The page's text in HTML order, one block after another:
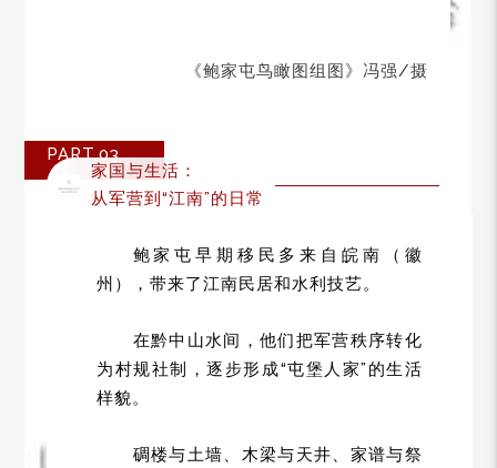
《鲍家屯鸟瞰图组图》冯强/摄
PART.03
家国与生活：
从军营到“江南”的日常
鲍家屯早期移民多来自皖南（徽
州），带来了江南民居和水利技艺。
在黔中山水间，他们把军营秩序转化
为村规社制，逐步形成“屯堡人家”的生活
样貌。
碉楼与土墙、木梁与天井、家谱与祭